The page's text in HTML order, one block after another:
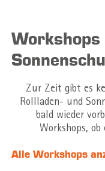
Workshops
Zur Zeit gibt es
Rollladen- und
bald wieder
Workshops,
Alle Workshops